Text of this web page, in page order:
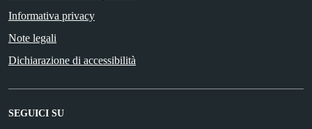
Informativa privacy
Note legali
Dichiarazione di accessibilità
SEGUICI SU